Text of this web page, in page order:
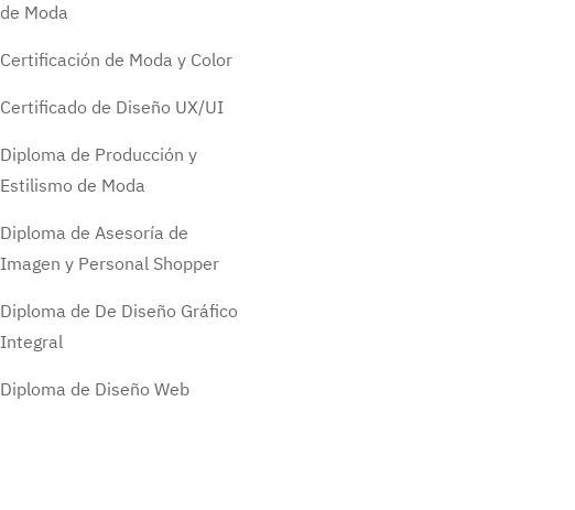
de Moda
Certificación de Moda y Color
Certificado de Diseño UX/UI
Diploma de Producción y
Estilismo de Moda
Diploma de Asesoría de
Imagen y Personal Shopper
Diploma de De Diseño Gráfico
Integral
Diploma de Diseño Web